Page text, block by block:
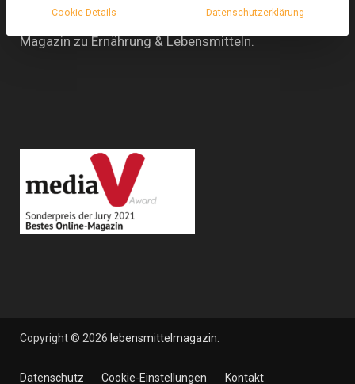
Magazin zu Ernährung & Lebensmitteln.
Copyright © 2026 lebensmittelmagazin
Datenschutz Cookie-Einstellungen Kontakt
Cookie-Details Datenschutzerklärung